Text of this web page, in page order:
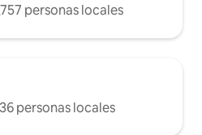
personas locales
personas locales